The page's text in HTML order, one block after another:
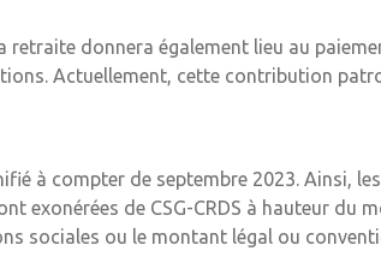
retraite donnera également lieu au
Actuellement, cette contribution
à compter de septembre 2023. Ainsi,
exonérées de CSG-CRDS à hauteur du
sociales ou le montant légal ou